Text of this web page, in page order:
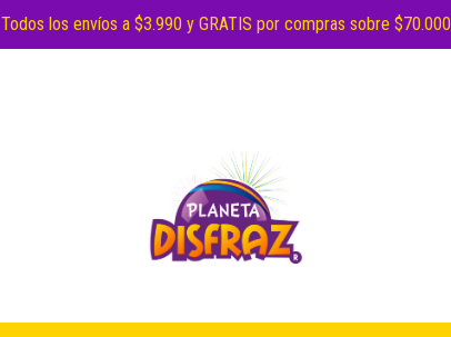
Todos los envíos a $3.990 y GRATIS por compras sobre $70.000